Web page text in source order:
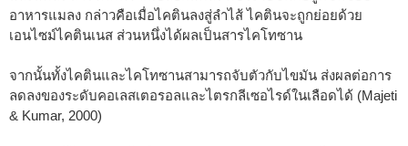
อาหารแมลง กล่าวคือเมื่อไคตินลงสู่ลำไส้ ไคตินจะถูกย่อยด้วย
เอนไซม์ไคตินเนส ส่วนหนึ่งได้ผลเป็นสารไคโทซาน
จากนั้นทั้งไคตินและไคโทซานสามารถจับตัวกับไขมัน ส่งผลต่อการ
ลดลงของระดับคอเลสเตอรอลและไตรกลีเซอไรด์ในเลือดได้ (Majeti
& Kumar, 2000)